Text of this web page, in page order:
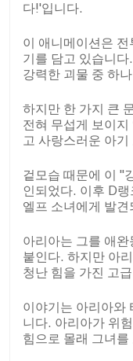
다!'입니다.
이 애니메이션은
기를 담고 있습니
강력한 괴물 중 하
하지만 한 가지 큰
전혀 무섭게 보이
고 사랑스러운 아
겉모습 때문에 이 "
인되었다. 이후 D
엘프 소녀에게 발
아리아는 그를 애
붙인다. 하지만 아
청난 힘을 가진 고
이야기는 아리아와
니다. 아리아가 위
힘으로 몰래 그녀를